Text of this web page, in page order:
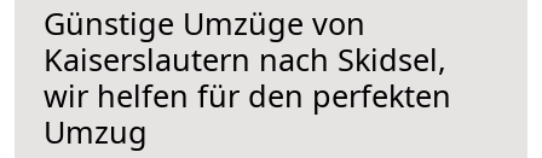
Günstige Umzüge von
Kaiserslautern nach Skidsel,
wir helfen für den perfekten
Umzug